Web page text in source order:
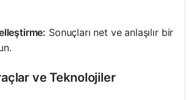
Sonuçları net ve anlaşılır bir
ve Teknolojiler